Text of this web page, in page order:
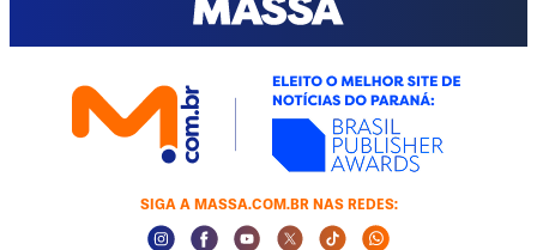
SIGA A MASSA.COM.BR NAS REDES:
Instagram Social Media
Facebook Social Media
Youtube Social Media
Twitter Social Media
Tiktok Social Media
Whatsapp